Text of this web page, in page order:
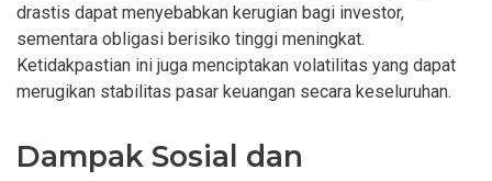
drastis dapat menyebabkan kerugian bagi investor,
sementara obligasi berisiko tinggi meningkat.
Ketidakpastian ini juga menciptakan volatilitas yang dapat
merugikan stabilitas pasar keuangan secara keseluruhan.
Dampak Sosial dan